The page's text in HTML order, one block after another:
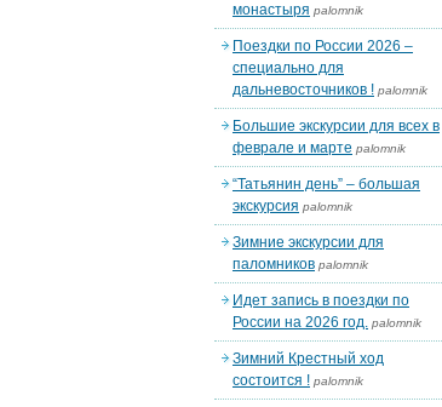
монастыря palomnik
Поездки по России 2026 –
специально для
дальневосточников ! palomnik
Большие экскурсии для всех в
феврале и марте palomnik
“Татьянин день” – большая
экскурсия palomnik
Зимние экскурсии для
паломников palomnik
Идет запись в поездки по
России на 2026 год. palomnik
Зимний Крестный ход
состоится ! palomnik